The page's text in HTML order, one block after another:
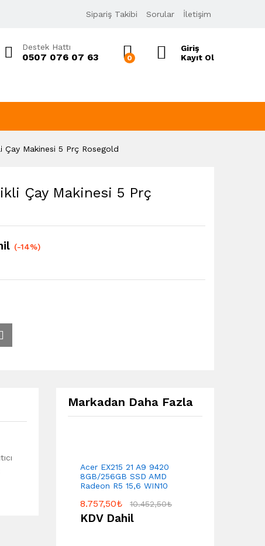
Sipariş Takibi Sorular İletişim
Destek Hattı
0507 076 07 63 0
Giriş
Kayıt Ol
Çay Makinesi 5 Prç Rosegold
Çay Makinesi 5 Prç
(-14%)
Markadan Daha Fazla
Acer EX215 21 A9 9420
8GB/256GB SSD AMD
Radeon R5 15,6 WIN10
8.757,50₺ 10.452,50₺
KDV Dahil
1.912,50₺